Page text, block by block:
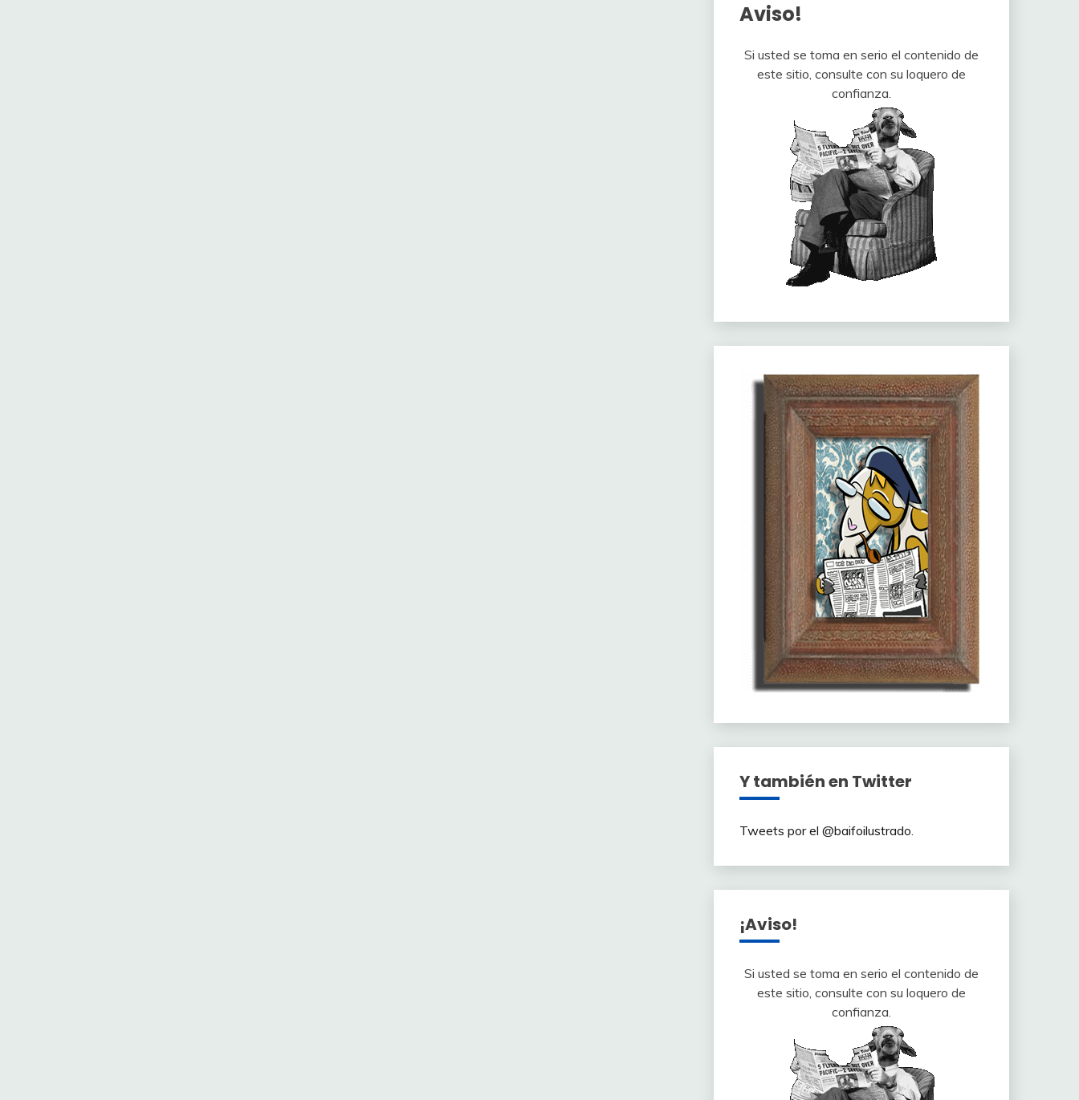
Aviso!
Si usted se toma en serio el contenido de
este sitio, consulte con su loquero de
confianza.
Y también en Twitter
Tweets por el @baifoilustrado.
¡Aviso!
Si usted se toma en serio el contenido de
este sitio, consulte con su loquero de
confianza.